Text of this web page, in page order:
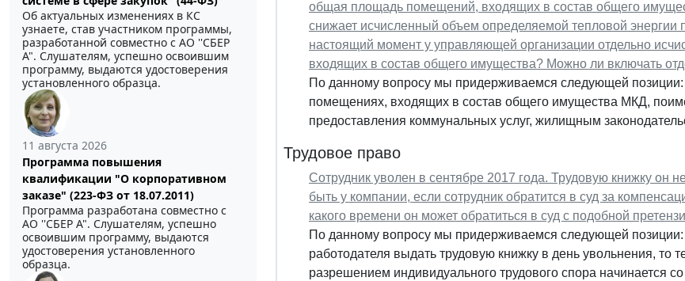
Об актуальных изменениях в КС
узнаете, став участником программы,
разработанной совместно с АО ''СБЕР
А". Слушателям, успешно освоившим
программу, выдаются удостоверения
установленного образца.
11 августа 2026
Программа повышения
квалификации "О корпоративном
заказе" (223-ФЗ от 18.07.2011)
Программа разработана совместно с
АО ''СБЕР А". Слушателям, успешно
освоившим программу, выдаются
удостоверения установленного
образца.
общая площадь помещений, входящих в состав общего
снижает исчисленный объем определяемой тепловой
настоящий момент у управляющей организации отдельно
входящих в состав общего имущества? Можно ли включать
По данному вопросу мы придерживаемся следующей
помещениях, входящих в состав общего имущества МКД,
предоставления коммунальных услуг, жилищным
Трудовое право
Сотрудник уволен в сентябре 2017 года. Трудовую книжку он
быть у компании, если сотрудник обратится в суд за
какого времени он может обратиться в суд с подобной
По данному вопросу мы придерживаемся следующей позиции:
работодателя выдать трудовую книжку в день увольнения, то
разрешением индивидуального трудового спора начинается